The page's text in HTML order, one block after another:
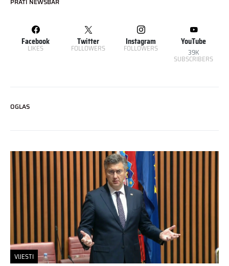
Facebook
LIKES
Twitter
FOLLOWERS
Instagram
FOLLOWERS
YouTube
39K
SUBSCRIBERS
OGLAS
VIJESTI